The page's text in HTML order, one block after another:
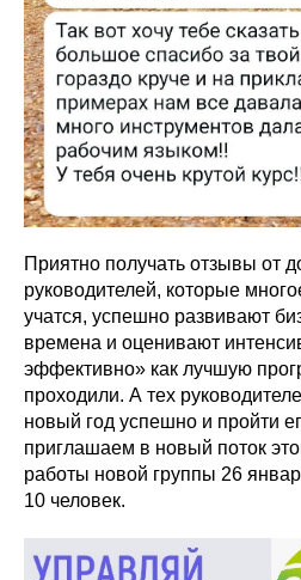
Приятно получать отзывы от
руководителей, которые
учатся, успешно развивают
времена и оценивают
эффективно» как лучшую
проходили. А тех
новый год успешно и пройти
приглашаем в новый поток
работы новой группы 26
10 человек.